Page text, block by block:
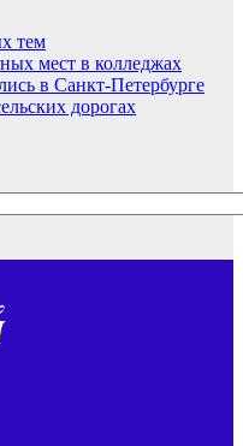
тем
мест в колледжах
в Санкт-Петербурге
дорогах